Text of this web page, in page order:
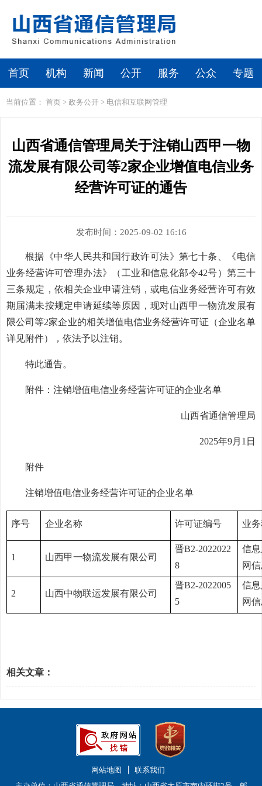
首页 机构 新闻 公开 服务 公众 专题
当前位置： 首页 > 政务公开 > 电信和互联网管理
山西省通信管理局关于注销山西甲一物
流发展有限公司等2家企业增值电信业务
经营许可证的通告
发布时间：2025-09-02 16:16
根据《中华人民共和国行政许可法》第七十条、《电信
业务经营许可管理办法》（工业和信息化部令42号）第三十
三条规定，依相关企业申请注销，或电信业务经营许可有效
期届满未按规定申请延续等原因，现对山西甲一物流发展有
限公司等2家企业的相关增值电信业务经营许可证（企业名单
详见附件），依法予以注销。
特此通告。
附件：注销增值电信业务经营许可证的企业名单
山西省通信管理局
2025年9月1日
附件
注销增值电信业务经营许可证的企业名单
序号 企业名称 许可证编号 业
1 山西甲一物流发展有限公司
晋B2-2022022
8
信
网
2 山西中物联运发展有限公司
晋B2-2022005
5
信
网
相关文章：
网站地图
联系我们